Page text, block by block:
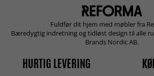
Fuldfør dit hjem med møbler fra
Bæredygtig indretning og tidløst design til alle
Brands Nordic AB.
HURTIG LEVERING